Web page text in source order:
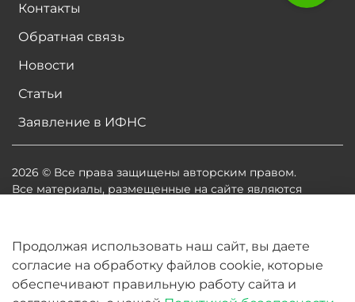
Контакты
Обратная связь
Новости
Статьи
Заявление в ИФНС
2026 © Все права защищены авторским правом.
Все материалы, размещенные на сайте являются
владельцев сайта есть соглашение о размещении
материалов. Копирование любой информации может
повлечь за собой судебное разбирательство.
Продолжая использовать наш сайт, вы даете
согласие на обработку файлов cookie, которые
обеспечивают правильную работу сайта и